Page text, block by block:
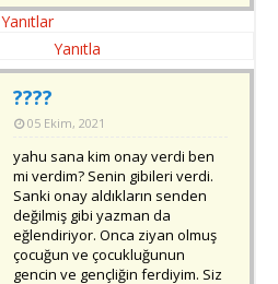
Yanıtlar
Yanıtla
????
05 Ekim, 2021
yahu sana kim onay verdi ben
mi verdim? Senin gibileri verdi.
Sanki onay aldıkların senden
değilmiş gibi yazman da
eğlendiriyor. Onca ziyan olmuş
çocuğun ve çocukluğunun
gencin ve gençliğin ferdiyim. Siz